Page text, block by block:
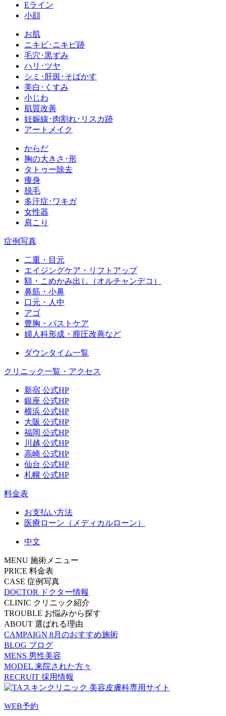
Eライン
小顔
お肌
ニキビ･ニキビ跡
毛穴･黒ずみ
ハリ･ツヤ
シミ･肝斑･そばかす
美白･くすみ
小じわ
肌質改善
妊娠線･肉割れ･リスカ跡
アートメイク
からだ
胸の大きさ･形
タトゥー除去
痩身
脱毛
多汗症･ワキガ
女性器
肩こり
症例写真
二重・目元
エイジングケア・リフトアップ
額・こめかみ出し（オルチャンデコ）
鼻筋・小鼻
口元・人中
アゴ
豊胸・バストケア
婦人科形成・膣圧改善など
ダウンタイム一覧
クリニック一覧・アクセス
新宿 公式HP
銀座 公式HP
横浜 公式HP
大阪 公式HP
福岡 公式HP
川越 公式HP
高崎 公式HP
仙台 公式HP
札幌 公式HP
料金表
お支払い方法
医療ローン（メディカルローン）
中文
MENU 施術メニュー
PRICE 料金表
CASE 症例写真
DOCTOR
ドクター情報
CLINIC クリニック紹介
TROUBLE お悩みから探す
ABOUT 選ばれる理由
CAMPAIGN 8月のおすすめ施術
BLOG ブログ
MENS 男性美容
MODEL 来院された方々
RECRUIT 採用情報
WEB予約